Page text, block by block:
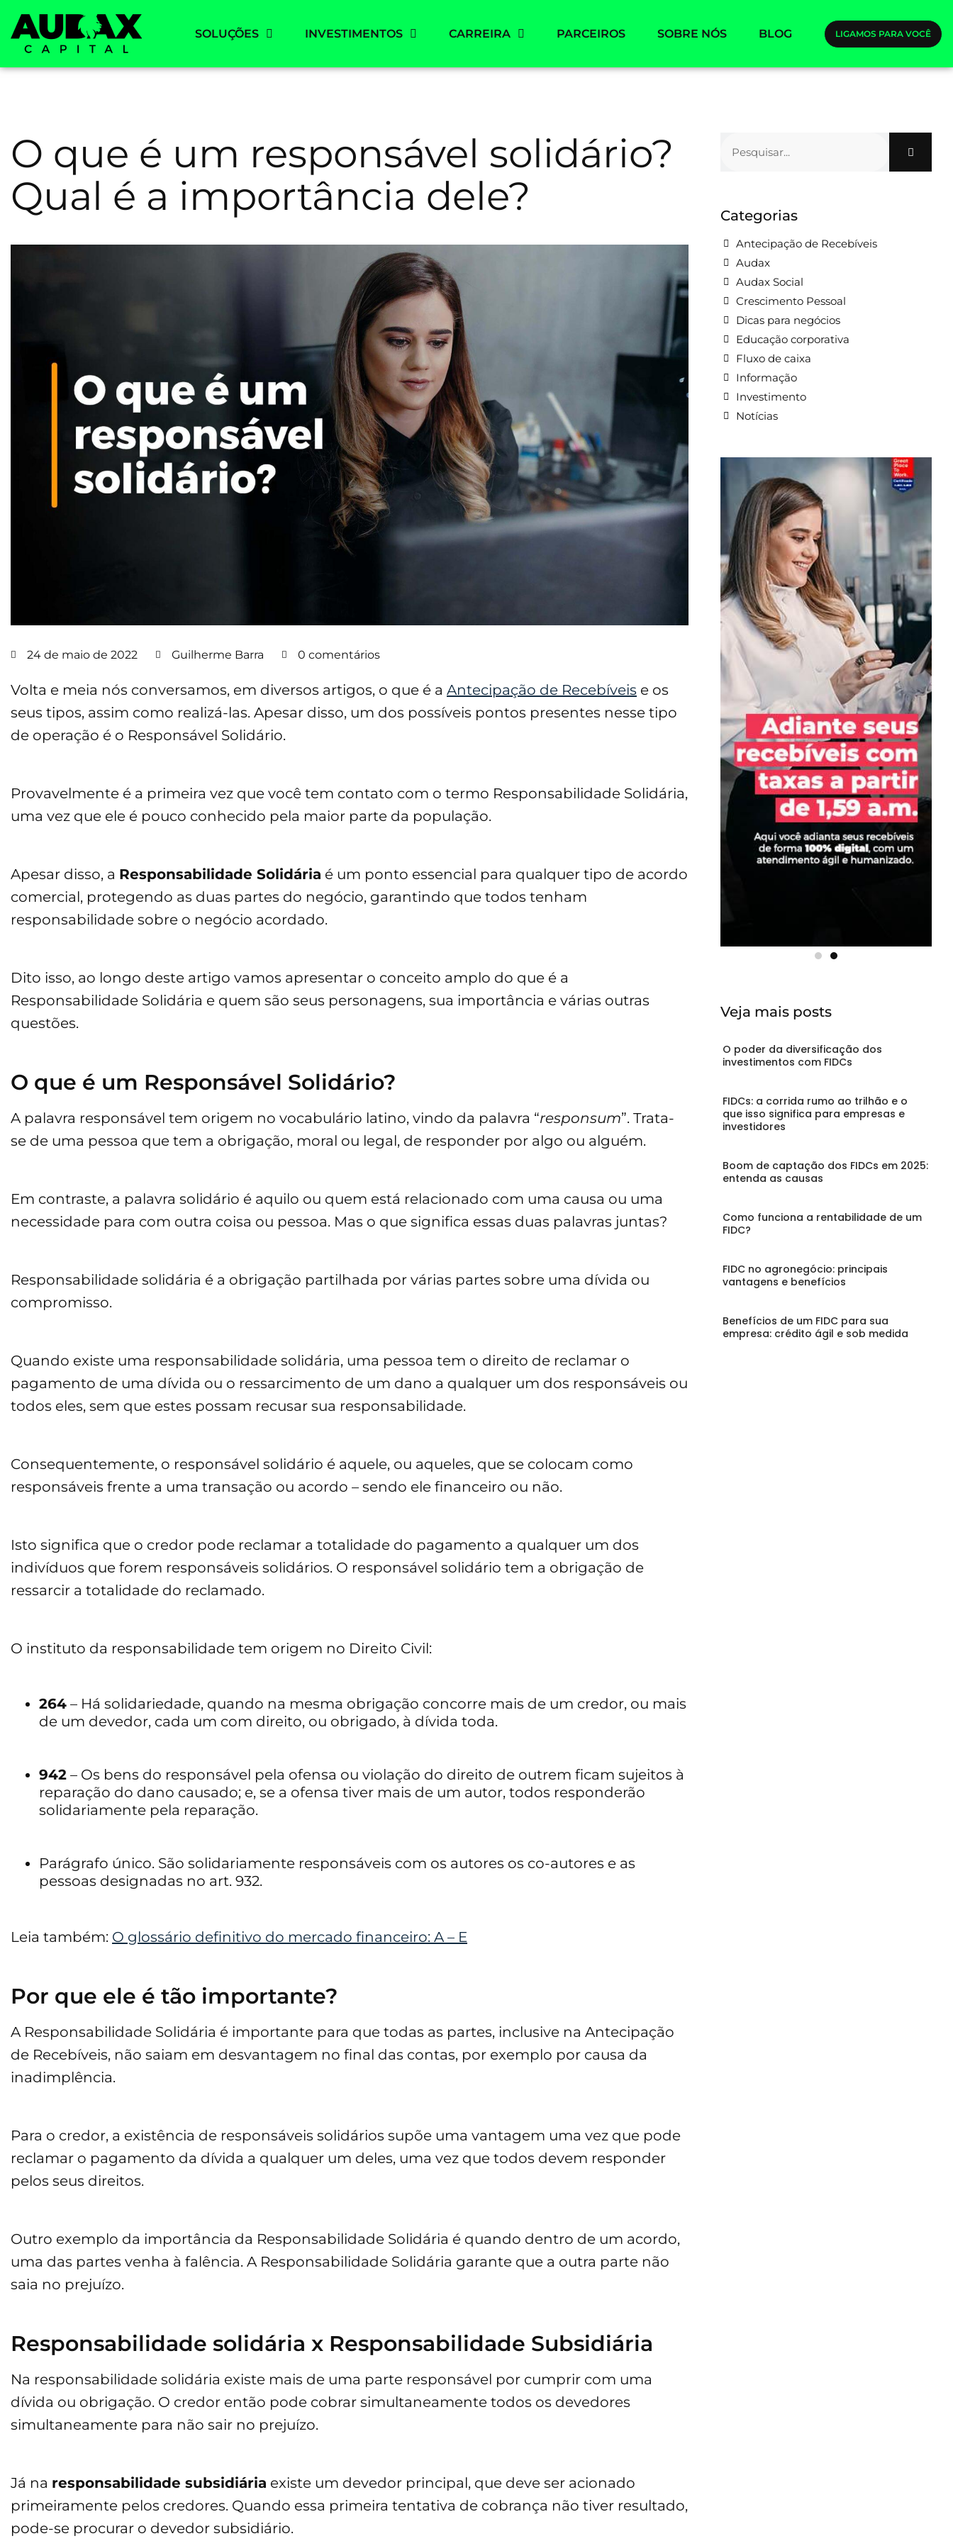
SOLUÇÕES INVESTIMENTOS CARREIRA PARCEIROS SOBRE NÓS BLOG LIGAMOS PARA VOCÊ
O que é um responsável solidário?
Qual é a importância dele?
24 de maio de 2022 Guilherme Barra 0 comentários
Volta e meia nós conversamos, em diversos artigos, o que é a Antecipação de Recebíveis e os
seus tipos, assim como realizá-las. Apesar disso, um dos possíveis pontos presentes nesse tipo
de operação é o Responsável Solidário.
Provavelmente é a primeira vez que você tem contato com o termo Responsabilidade Solidária,
uma vez que ele é pouco conhecido pela maior parte da população.
Apesar disso, a Responsabilidade Solidária é um ponto essencial para qualquer tipo de acordo
comercial, protegendo as duas partes do negócio, garantindo que todos tenham
responsabilidade sobre o negócio acordado.
Dito isso, ao longo deste artigo vamos apresentar o conceito amplo do que é a
Responsabilidade Solidária e quem são seus personagens, sua importância e várias outras
questões.
O que é um Responsável Solidário?
A palavra responsável tem origem no vocabulário latino, vindo da palavra “responsum”. Trata-
se de uma pessoa que tem a obrigação, moral ou legal, de responder por algo ou alguém.
Em contraste, a palavra solidário é aquilo ou quem está relacionado com uma causa ou uma
necessidade para com outra coisa ou pessoa. Mas o que significa essas duas palavras juntas?
Responsabilidade solidária é a obrigação partilhada por várias partes sobre uma dívida ou
compromisso.
Quando existe uma responsabilidade solidária, uma pessoa tem o direito de reclamar o
pagamento de uma dívida ou o ressarcimento de um dano a qualquer um dos responsáveis ou
todos eles, sem que estes possam recusar sua responsabilidade.
Consequentemente, o responsável solidário é aquele, ou aqueles, que se colocam como
responsáveis frente a uma transação ou acordo – sendo ele financeiro ou não.
Isto significa que o credor pode reclamar a totalidade do pagamento a qualquer um dos
indivíduos que forem responsáveis solidários. O responsável solidário tem a obrigação de
ressarcir a totalidade do reclamado.
O instituto da responsabilidade tem origem no Direito Civil:
264 – Há solidariedade, quando na mesma obrigação concorre mais de um credor, ou mais
de um devedor, cada um com direito, ou obrigado, à dívida toda.
942 – Os bens do responsável pela ofensa ou violação do direito de outrem ficam sujeitos à
reparação do dano causado; e, se a ofensa tiver mais de um autor, todos responderão
solidariamente pela reparação.
Parágrafo único. São solidariamente responsáveis com os autores os co-autores e as
pessoas designadas no art. 932.
Leia também: O glossário definitivo do mercado financeiro: A – E
Por que ele é tão importante?
A Responsabilidade Solidária é importante para que todas as partes, inclusive na Antecipação
de Recebíveis, não saiam em desvantagem no final das contas, por exemplo por causa da
inadimplência.
Para o credor, a existência de responsáveis solidários supõe uma vantagem uma vez que pode
reclamar o pagamento da dívida a qualquer um deles, uma vez que todos devem responder
pelos seus direitos.
Outro exemplo da importância da Responsabilidade Solidária é quando dentro de um acordo,
uma das partes venha à falência. A Responsabilidade Solidária garante que a outra parte não
saia no prejuízo.
Responsabilidade solidária x Responsabilidade Subsidiária
Na responsabilidade solidária existe mais de uma parte responsável por cumprir com uma
dívida ou obrigação. O credor então pode cobrar simultaneamente todos os devedores
simultaneamente para não sair no prejuízo.
Já na responsabilidade subsidiária existe um devedor principal, que deve ser acionado
primeiramente pelos credores. Quando essa primeira tentativa de cobrança não tiver resultado,
pode-se procurar o devedor subsidiário.
Categorias
Antecipação de Recebíveis
Audax
Audax Social
Crescimento Pessoal
Dicas para negócios
Educação corporativa
Fluxo de caixa
Informação
Investimento
Notícias
Veja mais posts
O poder da diversificação dos
investimentos com FIDCs
FIDCs: a corrida rumo ao trilhão e o
que isso significa para empresas e
investidores
Boom de captação dos FIDCs em 2025:
entenda as causas
Como funciona a rentabilidade de um
FIDC?
FIDC no agronegócio: principais
vantagens e benefícios
Benefícios de um FIDC para sua
empresa: crédito ágil e sob medida